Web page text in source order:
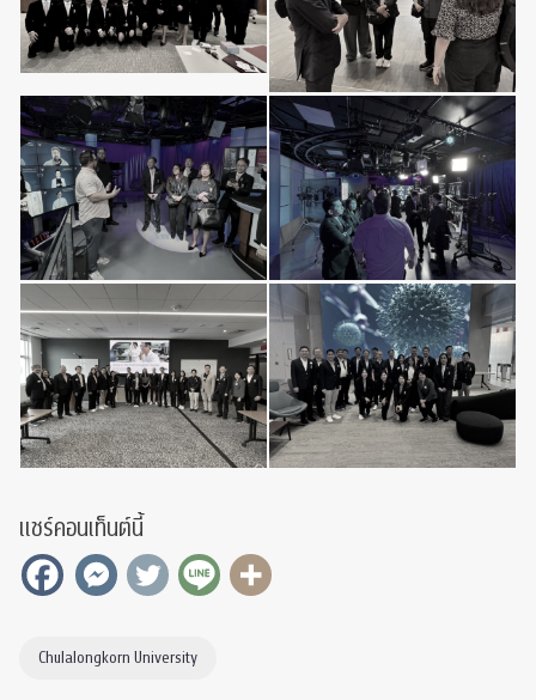
แชร์คอนเท็นต์นี้
Chulalongkorn University